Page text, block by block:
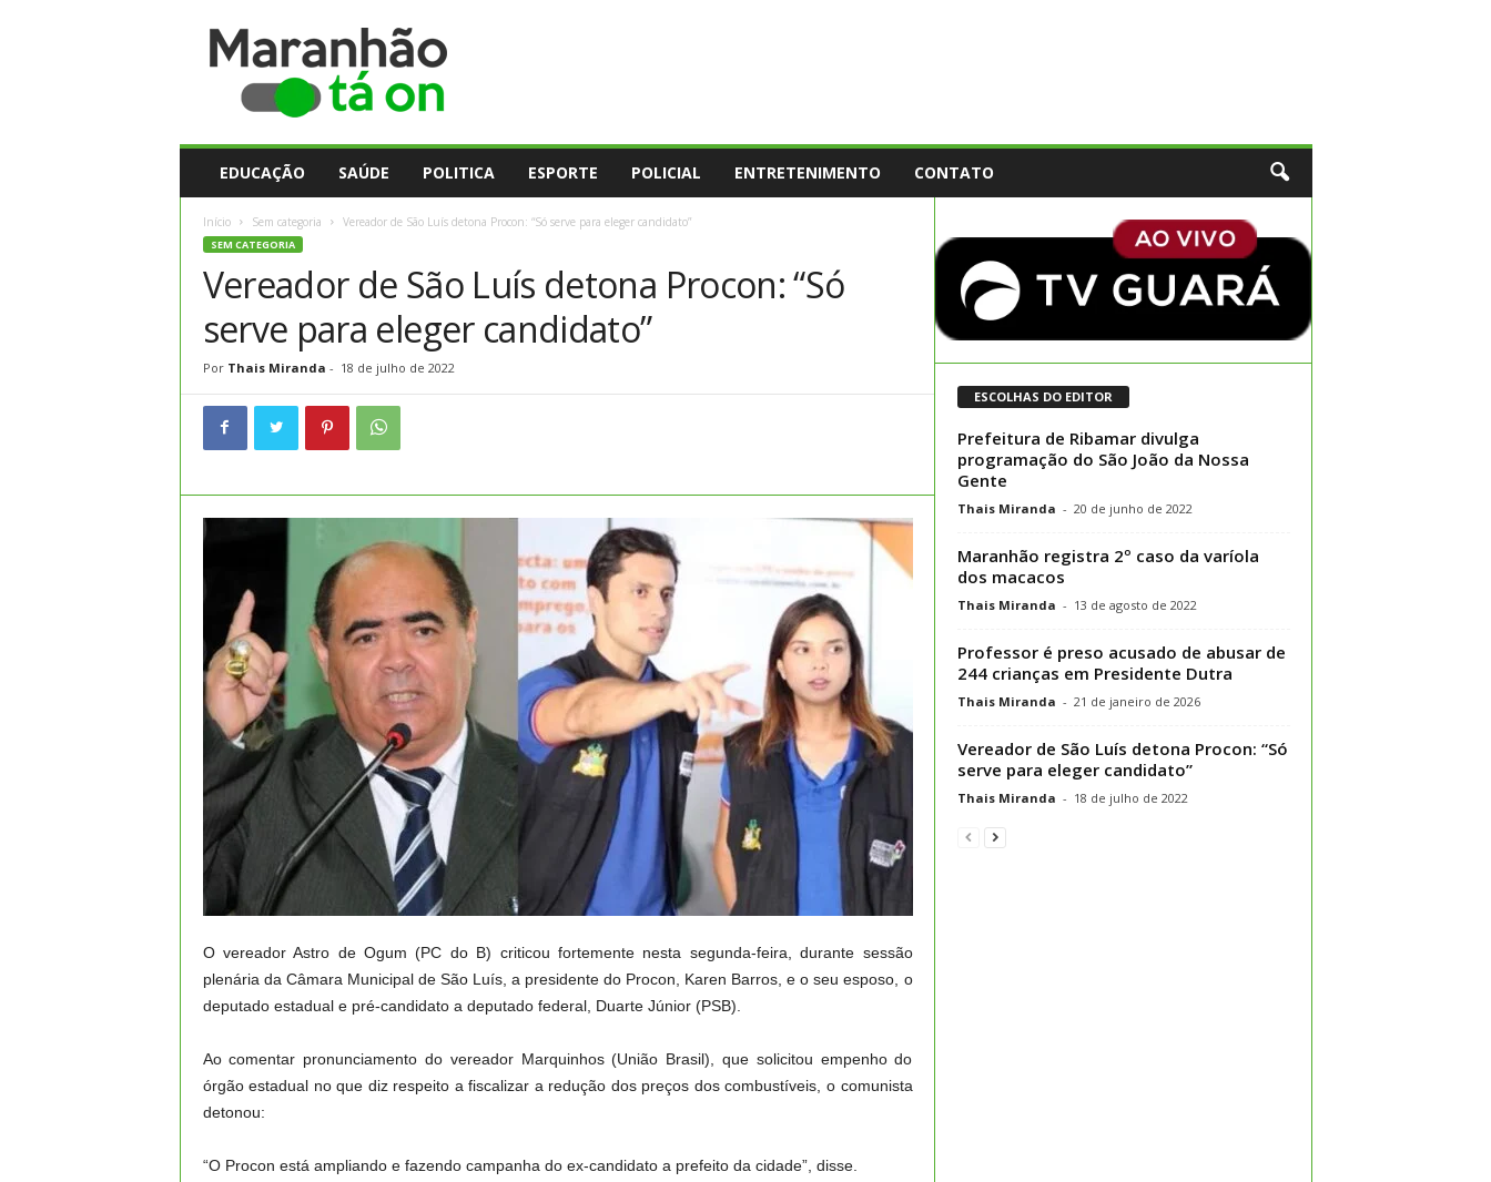
EDUCAÇÃO SAÚDE POLITICA ESPORTE POLICIAL ENTRETENIMENTO CONTATO
Início Sem categoria Vereador de São Luís detona Procon: “Só serve para eleger candidato”
SEM CATEGORIA
Vereador de São Luís detona Procon: “Só
serve para eleger candidato”
Por Thais Miranda - 18 de julho de 2022
O vereador Astro de Ogum (PC do B) criticou fortemente nesta segunda-feira, durante sessão
plenária da Câmara Municipal de São Luís, a presidente do Procon, Karen Barros, e o seu esposo, o
deputado estadual e pré-candidato a deputado federal, Duarte Júnior (PSB).
Ao comentar pronunciamento do vereador Marquinhos (União Brasil), que solicitou empenho do
órgão estadual no que diz respeito a fiscalizar a redução dos preços dos combustíveis, o comunista
detonou:
“O Procon está ampliando e fazendo campanha do ex-candidato a prefeito da cidade”, disse.
ESCOLHAS DO EDITOR
Prefeitura de Ribamar divulga
programação do São João da Nossa
Gente
Thais Miranda - 20 de junho de 2022
Maranhão registra 2º caso da varíola
dos macacos
Thais Miranda - 13 de agosto de 2022
Professor é preso acusado de abusar de
244 crianças em Presidente Dutra
Thais Miranda - 21 de janeiro de 2026
Vereador de São Luís detona Procon: “Só
serve para eleger candidato”
Thais Miranda - 18 de julho de 2022